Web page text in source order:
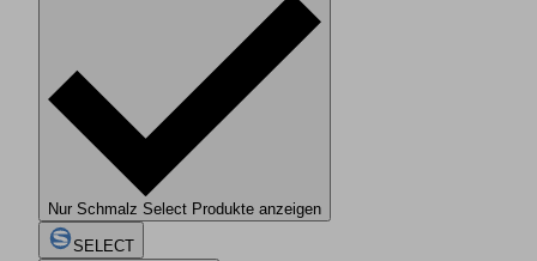
(2)
und
Anschlussnippel
Sauger
Nippel
gesteckt
Ab
Nur Schmalz Select Produkte anzeigen
SELECT